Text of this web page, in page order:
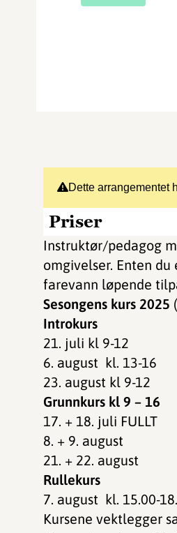
Dette arrangementet
Priser
Instruktør/pedagog
omgivelser. Enten
farevann løpende
Sesongens kurs 2025
Introkurs
21. juli kl 9-12
6. august kl. 13-16
23. august kl 9-12
Grunnkurs kl 9 – 16
17. + 18. juli FULLT
8. + 9. august
21. + 22. august
Rullekurs
7. august kl. 15.00-
Kursene vektlegger